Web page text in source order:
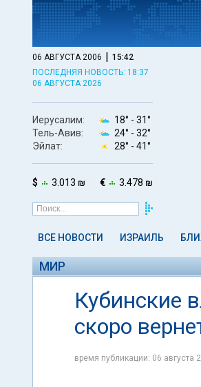
06 АВГУСТА 2006 | 15:42
ПОСЛЕДНЯЯ НОВОСТЬ: 18:37
06 АВГУСТА 2026
Иерусалим: 18° - 31°
Тель-Авив:
24° - 32°
Эйлат:
28° - 41°
$ 3.013 ₪ € 3.478 ₪
ВСЕ НОВОСТИ ИЗРАИЛЬ
МИР
Кубинские
скоро
время публикации: 06 августа